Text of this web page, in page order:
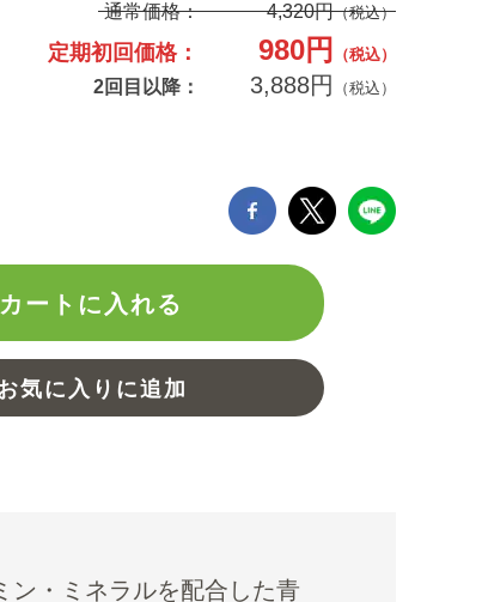
通常価格： 4,320円（税込）
定期初回価格： 980円 （税込）
2回目以降： 3,888円 （税込）
カートに入れる
気に入りに追加
ン・ミネラルを配合した青